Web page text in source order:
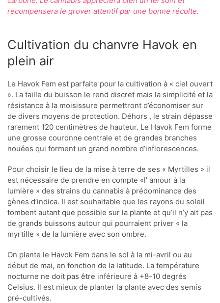
recompensera le grover attentif par une bonne récolte.
Cultivation du chanvre Havok en
plein air
Le Havok Fem est parfaite pour la cultivation à « ciel ouvert
». La taille du buisson le rend discret mais la simplicité et la
résistance à la moisissure permettront d’économiser sur
de divers moyens de protection. Déhors , le strain dépasse
rarement 120 centimètres de hauteur. Le Havok Fem forme
une grosse couronne centrale et de grandes branches
nouées qui forment un grand nombre d’inflorescences.
Pour choisir le lieu de la mise à terre de ses « Myrtilles » il
est nécessaire de prendre en compte «l’ amour à la
lumière » des strains du cannabis à prédominance des
gènes d’indica. Il est souhaitable que les rayons du soleil
tombent autant que possible sur la plante et qu’il n’y ait pas
de grands buissons autour qui pourraient priver « la
myrtille » de la lumière avec son ombre.
On plante le Havok Fem dans le sol à la mi-avril ou au
début de mai, en fonction de la latitude. La température
nocturne ne doit pas être inférieure à +8-10 degrés
Celsius. Il est mieux de planter la plante avec des semis
pré-cultivés.